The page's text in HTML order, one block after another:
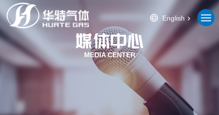
English
MEDIA CENTER